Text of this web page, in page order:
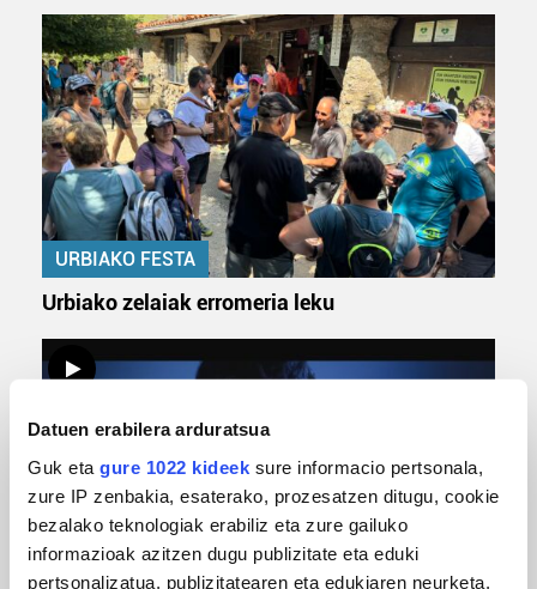
Datuen erabilera arduratsua
Guk eta gure 1022 kideek sure informacio pertsonala,
zure IP zenbakia, esaterako, prozesatzen ditugu, cookie
bezalako teknologiak erabiliz eta zure gailuko
informazioak azitzen dugu publizitate eta eduki
pertsonalizatua, publizitatearen eta edukiaren neurketa,
URBIAKO FESTA
Urbiako zelaiak erromeria leku
MUSIKA